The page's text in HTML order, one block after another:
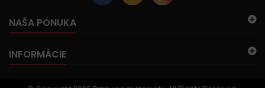
NAŠA PONUKA
INFORMÁCIE